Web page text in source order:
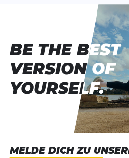
MELDE DICH ZU
BE THE BEST
VERSION OF
YOURSELF.
BE THE BEST
VERSION OF
YOURSELF.